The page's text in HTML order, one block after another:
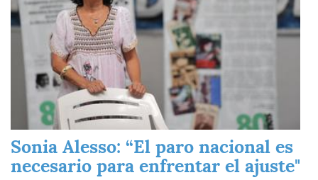
Sonia Alesso: “El paro nacional es
necesario para enfrentar el ajuste"